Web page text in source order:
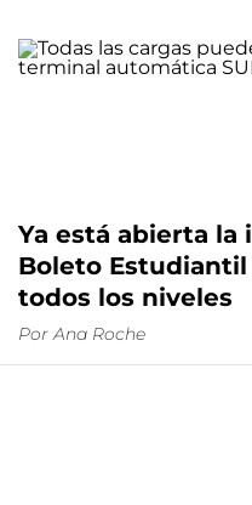
Ya está abierta la
Boleto
todos los niveles
Por Ana Roche